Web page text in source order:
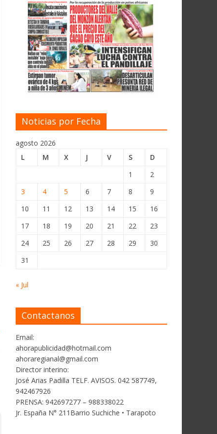
Noticias por Fecha
agosto 2026
L
M X J V S
D
1
2
3
4 5 6 7 8
9
10
11 12 13 14 15
16
17
18 19 20 21 22
23
24
25 26 27 28 29
30
31
« Jul
Contactanos
Email:
ahorapublicidad@hotmail.com
ahoraregianal@gmail.com
Director interino:
José Arias Padilla TELF. AVISOS. 042 587749,
942467926
PRENSA: 942697277 – 988338022
Jr. España N° 211Barrio Suchiche • Tarapoto